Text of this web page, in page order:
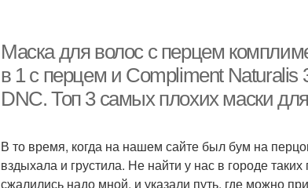
Маска для волос с перцем
в 1 с перцем и Compliment Naturalis
DNC. Топ 3 самых плохих маски
В то время, когда на нашем сайте был бум на
вздыхала и грустила. Не найти у нас в городе
сжалились надо мной, и указали путь, где можно